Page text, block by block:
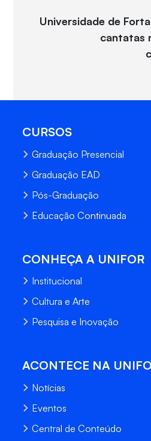
Universidade de
cantatas
CURSOS
Graduação Presencial
Graduação EAD
Pós-Graduação
Educação Continuada
CONHEÇA A UNIFOR
Institucional
Cultura e Arte
Pesquisa e Inovação
ACONTECE NA
Notícias
Eventos
Central de Conteúdo